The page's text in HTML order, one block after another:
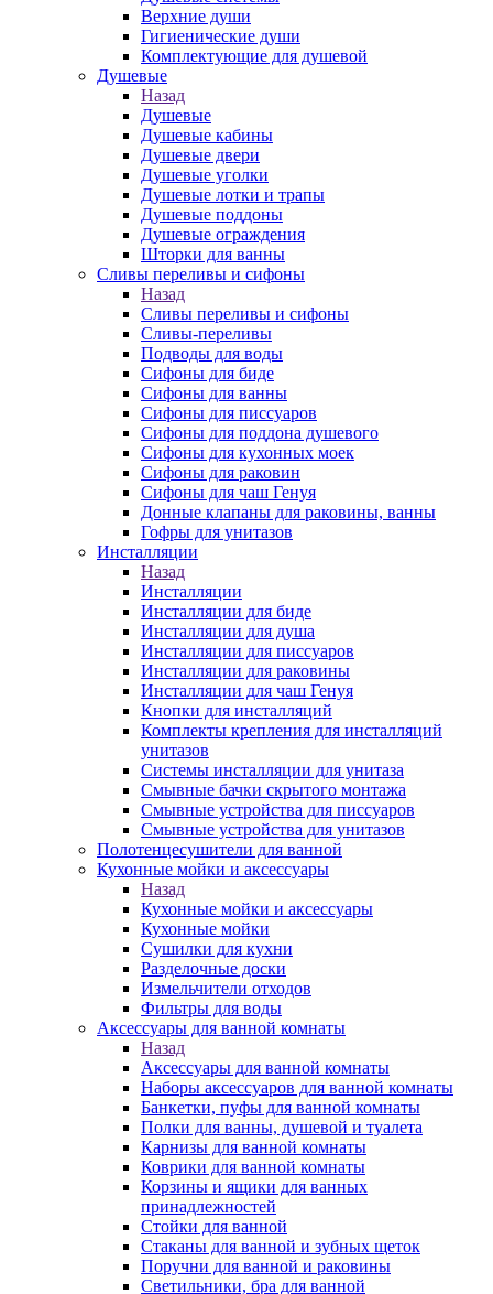
Верхние души
Гигиенические души
Комплектующие для душевой
Душевые
Назад
Душевые
Душевые кабины
Душевые двери
Душевые уголки
Душевые лотки и трапы
Душевые поддоны
Душевые ограждения
Шторки для ванны
Сливы переливы и сифоны
Назад
Сливы переливы и сифоны
Сливы-переливы
Подводы для воды
Сифоны для биде
Сифоны для ванны
Сифоны для писсуаров
Сифоны для поддона душевого
Сифоны для кухонных моек
Сифоны для раковин
Сифоны для чаш Генуя
Донные клапаны для раковины, ванны
Гофры для унитазов
Инсталляции
Назад
Инсталляции
Инсталляции для биде
Инсталляции для душа
Инсталляции для писсуаров
Инсталляции для раковины
Инсталляции для чаш Генуя
Кнопки для инсталляций
Комплекты крепления для инсталляций
унитазов
Системы инсталляции для унитаза
Смывные бачки скрытого монтажа
Смывные устройства для писсуаров
Смывные устройства для унитазов
Полотенцесушители для ванной
Кухонные мойки и аксессуары
Назад
Кухонные мойки и аксессуары
Кухонные мойки
Сушилки для кухни
Разделочные доски
Измельчители отходов
Фильтры для воды
Аксессуары для ванной комнаты
Назад
Аксессуары для ванной комнаты
Наборы аксессуаров для ванной комнаты
Банкетки, пуфы для ванной комнаты
Полки для ванны, душевой и туалета
Карнизы для ванной комнаты
Коврики для ванной комнаты
Корзины и ящики для ванных
принадлежностей
Стойки для ванной
Стаканы для ванной и зубных щеток
Поручни для ванной и раковины
Светильники, бра для ванной